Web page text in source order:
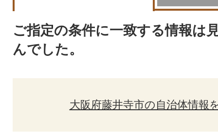
ご指定の条件に一致する情報は
んでした。
大阪府藤井寺市の自治体情報